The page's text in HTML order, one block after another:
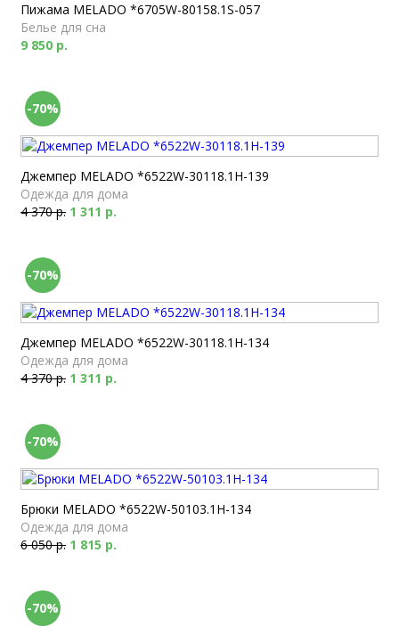
Пижама MELADO *6705W-80158.1S-057
Белье для сна
9 850 р.
-70%
Джемпер MELADO *6522W-30118.1H-139
Одежда для дома
4 370 р. 1 311 р.
-70%
Джемпер MELADO *6522W-30118.1H-134
Одежда для дома
4 370 р. 1 311 р.
-70%
Брюки MELADO *6522W-50103.1H-134
Одежда для дома
6 050 р. 1 815 р.
-70%